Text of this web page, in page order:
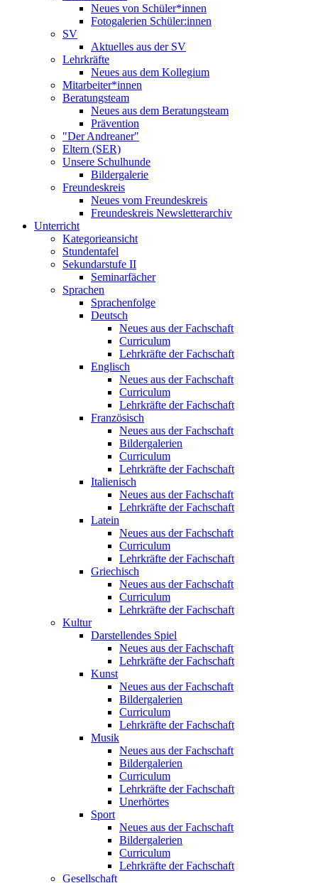
Neues von Schüler*innen
Fotogalerien Schüler:innen
SV
Aktuelles aus der SV
Lehrkräfte
Neues aus dem Kollegium
Mitarbeiter*innen
Beratungsteam
Neues aus dem Beratungsteam
Prävention
"Der Andreaner"
Eltern (SER)
Unsere Schulhunde
Bildergalerie
Freundeskreis
Neues vom Freundeskreis
Freundeskreis Newsletterarchiv
Unterricht
Kategorieansicht
Stundentafel
Sekundarstufe II
Seminarfächer
Sprachen
Sprachenfolge
Deutsch
Neues aus der Fachschaft
Curriculum
Lehrkräfte der Fachschaft
Englisch
Neues aus der Fachschaft
Curriculum
Lehrkräfte der Fachschaft
Französisch
Neues aus der Fachschaft
Bildergalerien
Curriculum
Lehrkräfte der Fachschaft
Italienisch
Neues aus der Fachschaft
Lehrkräfte der Fachschaft
Latein
Neues aus der Fachschaft
Curriculum
Lehrkräfte der Fachschaft
Griechisch
Neues aus der Fachschaft
Curriculum
Lehrkräfte der Fachschaft
Kultur
Darstellendes Spiel
Neues aus der Fachschaft
Lehrkräfte der Fachschaft
Kunst
Neues aus der Fachschaft
Bildergalerien
Curriculum
Lehrkräfte der Fachschaft
Musik
Neues aus der Fachschaft
Bildergalerien
Curriculum
Lehrkräfte der Fachschaft
Unerhörtes
Sport
Neues aus der Fachschaft
Bildergalerien
Curriculum
Lehrkräfte der Fachschaft
Gesellschaft